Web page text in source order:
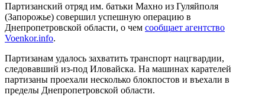
Партизанский отряд им. батьки Махно из Гуляйполя
(Запорожье) совершил успешную операцию в
Днепропетровской области, о чем сообщает агентство
Voenkor.info.
Партизанам удалось захватить транспорт нацгвардии,
следовавший из-под Иловайска. На машинах карателей
партизаны проехали несколько блокпостов и въехали в
пределы Днепропетровской области.